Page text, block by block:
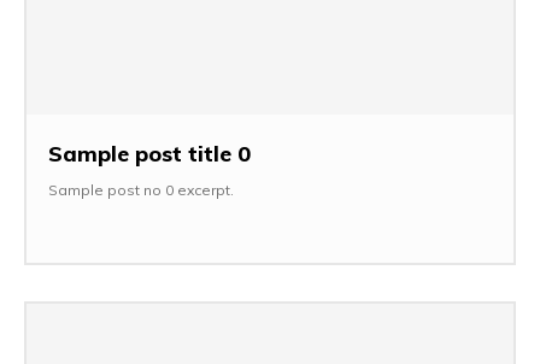
Sample post title 0
Sample post no 0 excerpt.